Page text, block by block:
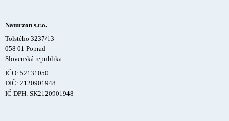
Naturzon s.r.o.
Tolstého 3237/13
058 01 Poprad
Slovenská republika
IČO: 52131050
DIČ: 2120901948
IČ DPH: SK2120901948